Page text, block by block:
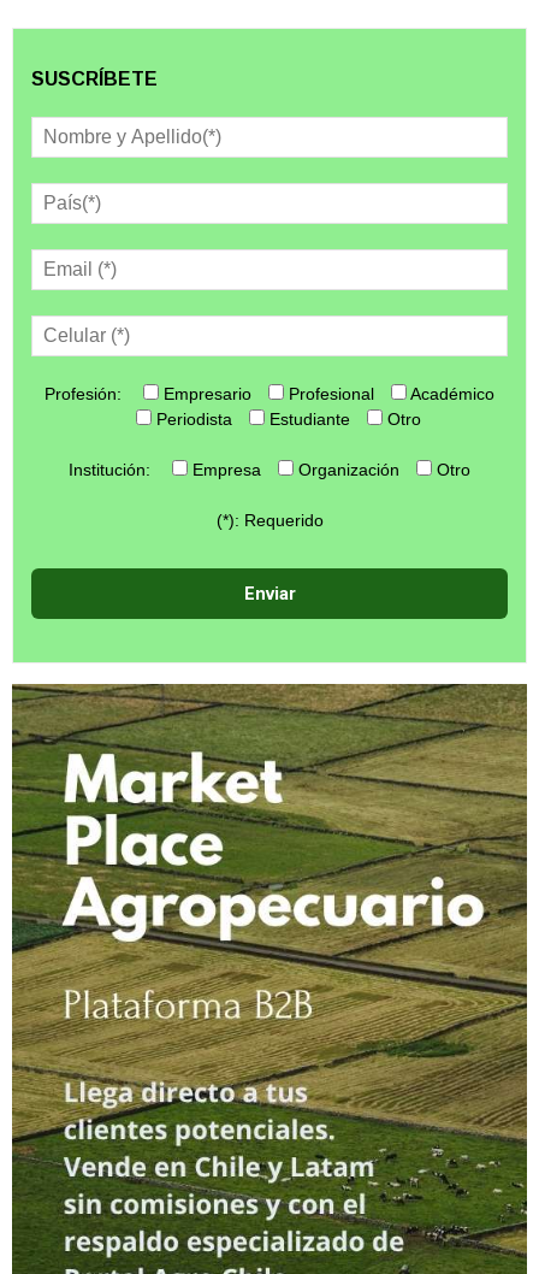
SUSCRÍBETE
Profesión: Empresario Profesional
Académico
Periodista
Estudiante Otro
Institución: Empresa Organización Otro
(*): Requerido